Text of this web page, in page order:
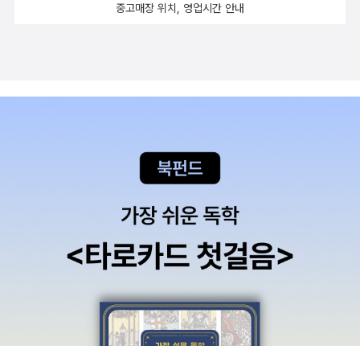
답하는 아이입니다.어른들도 익숙한 어휘지만 국어사전처럼 정의 내
슬픈 이야기가 있어요.^^그게 꼭 나쁘게 보이진 않습니다.이렇게 학
습만화만 읽다보면 습관이 또 흐트러질까 걱정하지만요즘은 조금 유
이가 이렇게 정말 정신을 쏙 빼놓을 정도로좋아하는 걸까요?아이에
게 읽어달라고 하세요.반짝반짝한 눈으로 신나게 읽어주는 아이의 모
습은 보너스로 볼 수 있으실 거에요!즐거운 독서 시간 보내시길 바랍
중고매장 위치, 영업시간 안내